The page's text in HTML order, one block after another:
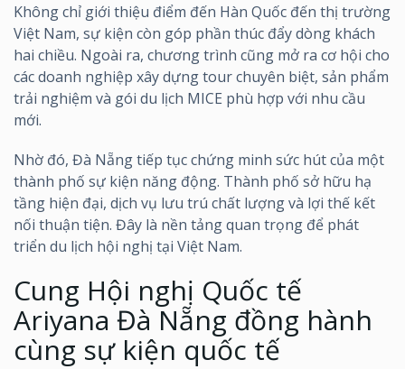
Không chỉ giới thiệu điểm đến Hàn Quốc đến thị trường
Việt Nam, sự kiện còn góp phần thúc đẩy dòng khách
hai chiều. Ngoài ra, chương trình cũng mở ra cơ hội cho
các doanh nghiệp xây dựng tour chuyên biệt, sản phẩm
trải nghiệm và gói du lịch MICE phù hợp với nhu cầu
mới.
Nhờ đó, Đà Nẵng tiếp tục chứng minh sức hút của một
thành phố sự kiện năng động. Thành phố sở hữu hạ
tầng hiện đại, dịch vụ lưu trú chất lượng và lợi thế kết
nối thuận tiện. Đây là nền tảng quan trọng để phát
triển du lịch hội nghị tại Việt Nam.
Cung Hội nghị Quốc tế
Ariyana Đà Nẵng đồng hành
cùng sự kiện quốc tế